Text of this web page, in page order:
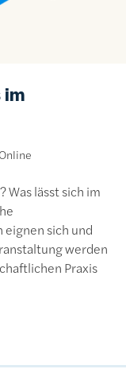
im
Online
Was lässt sich im
sich und
werden
Praxis